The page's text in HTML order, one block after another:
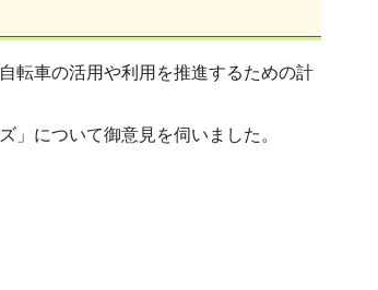
転車の活用や利用を推進するための計
」について御意見を伺いました。